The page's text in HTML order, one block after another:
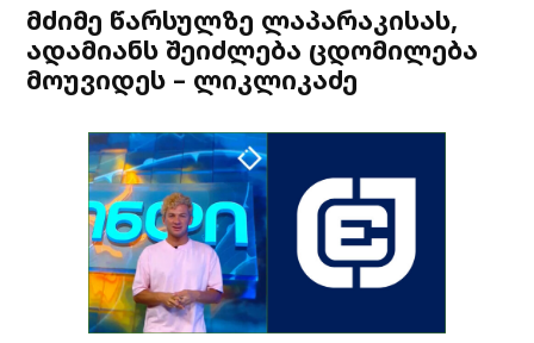
მძიმე წარსულზე ლაპარაკისას,
ადამიანს შეიძლება ცდომილება
მოუვიდეს – ლიკლიკაძე